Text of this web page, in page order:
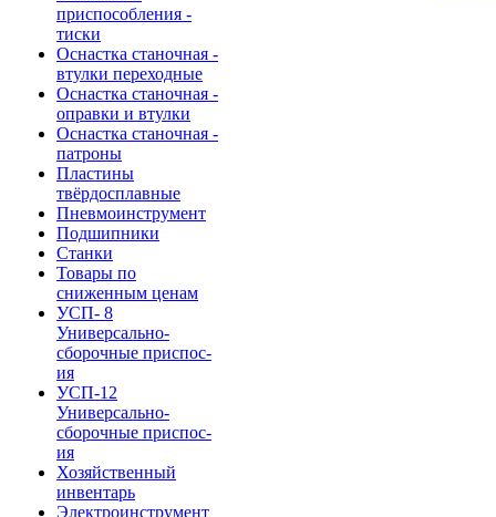
приспособления -
тиски
Оснастка станочная -
втулки переходные
Оснастка станочная -
оправки и втулки
Оснастка станочная -
патроны
Пластины
твёрдосплавные
Пневмоинструмент
Подшипники
Станки
Товары по
сниженным ценам
УСП- 8
Универсально-
сборочные приспос-
ия
УСП-12
Универсально-
сборочные приспос-
ия
Хозяйственный
инвентарь
Электроинструмент